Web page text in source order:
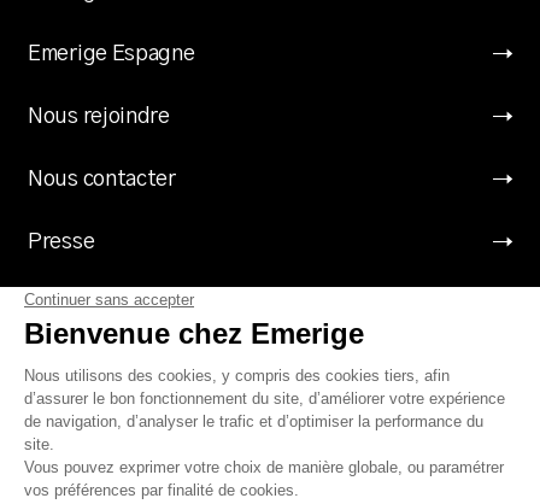
Emerige Espagne
Nous rejoindre
Nous contacter
Presse
Suivez Emerige
Mentions légales